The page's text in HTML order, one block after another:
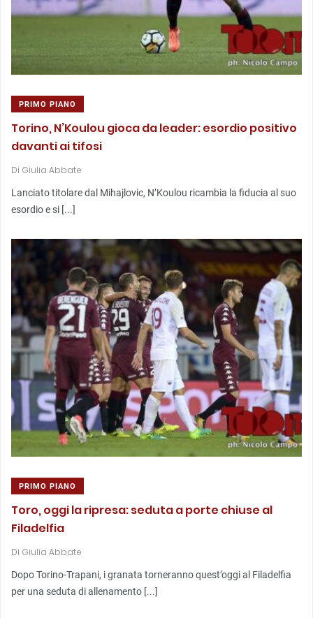
PRIMO PIANO
Torino, N’Koulou gioca da leader: esordio positivo
davanti ai tifosi
Di Giulia Abbate
Lanciato titolare dal Mihajlovic, N’Koulou ricambia la fiducia al suo
esordio e si [...]
PRIMO PIANO
Toro, oggi la ripresa: seduta a porte chiuse al
Filadelfia
Di Giulia Abbate
Dopo Torino-Trapani, i granata torneranno quest’oggi al Filadelfia
per una seduta di allenamento [...]